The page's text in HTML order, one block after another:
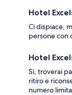
Hotel
Ci dispiace,
persone con
Hotel
Sì, troverai
ritiro e
numero